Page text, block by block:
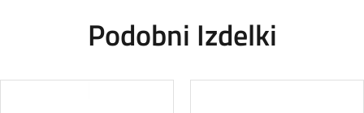
Podobni Izdelki